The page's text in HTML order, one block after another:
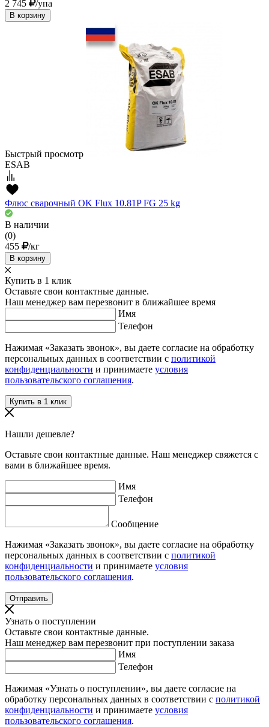
2 745 /упа
В корзину
Быстрый просмотр
ESAB
Флюс сварочный OK Flux 10.81P FG 25 kg
В наличии
(0)
455
/кг
В корзину
Купить в 1 клик
Оставьте свои контактные данные.
Наш менеджер вам перезвонит в ближайшее время
Имя
Телефон
Нажимая «Заказать звонок», вы даете согласие на обработку
персональных данных в соответствии с политикой
конфиденциальности и принимаете условия
пользовательского соглашения.
Нашли дешевле?
Оставьте свои контактные данные. Наш менеджер свяжется с
вами в ближайшее время.
Имя
Телефон
Сообщение
Нажимая «Заказать звонок», вы даете согласие на обработку
персональных данных в соответствии с политикой
конфиденциальности и принимаете условия
пользовательского соглашения.
Узнать о поступлении
Оставьте свои контактные данные.
Наш менеджер вам перезвонит при поступлении заказа
Имя
Телефон
Нажимая «Узнать о поступлении», вы даете согласие на
обработку персональных данных в соответствии с политикой
конфиденциальности и принимаете условия
пользовательского соглашения.